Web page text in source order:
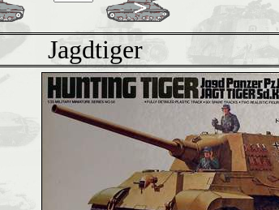
Jagdtiger